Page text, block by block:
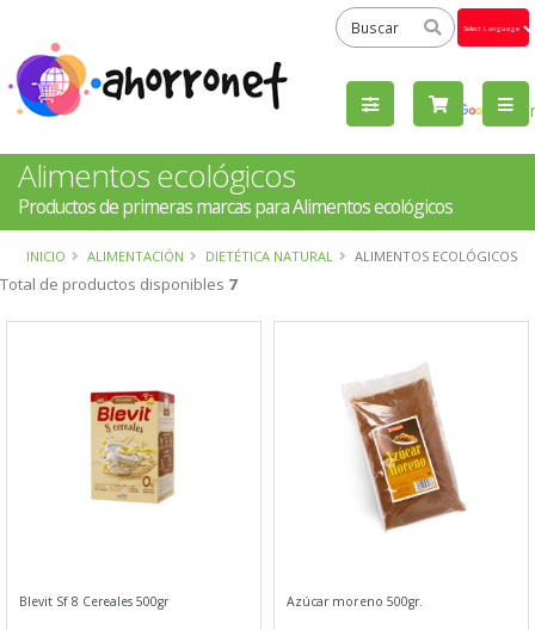
by
Alimentos ecológicos
Productos de primeras marcas para Alimentos ecológicos
INICIO ALIMENTACIÓN DIETÉTICA NATURAL ALIMENTOS ECOLÓGICOS
Total de productos disponibles 7
Blevit Sf 8 Cereales 500gr Azúcar moreno 500gr.